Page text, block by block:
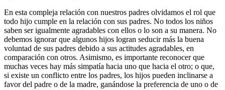
En esta compleja relación con nuestros padres olvidamos el rol que
todo hijo cumple en la relación con sus padres. No todos los niños
saben ser igualmente agradables con ellos o lo son a su manera. No
debemos ignorar que algunos hijos logran seducir más la buena
voluntad de sus padres debido a sus actitudes agradables, en
comparación con otros. Asimismo, es importante reconocer que
muchas veces hay más simpatía hacia uno que hacia el otro; o que,
si existe un conflicto entre los padres, los hijos pueden inclinarse a
favor del padre o de la madre, ganándose la preferencia de uno o de